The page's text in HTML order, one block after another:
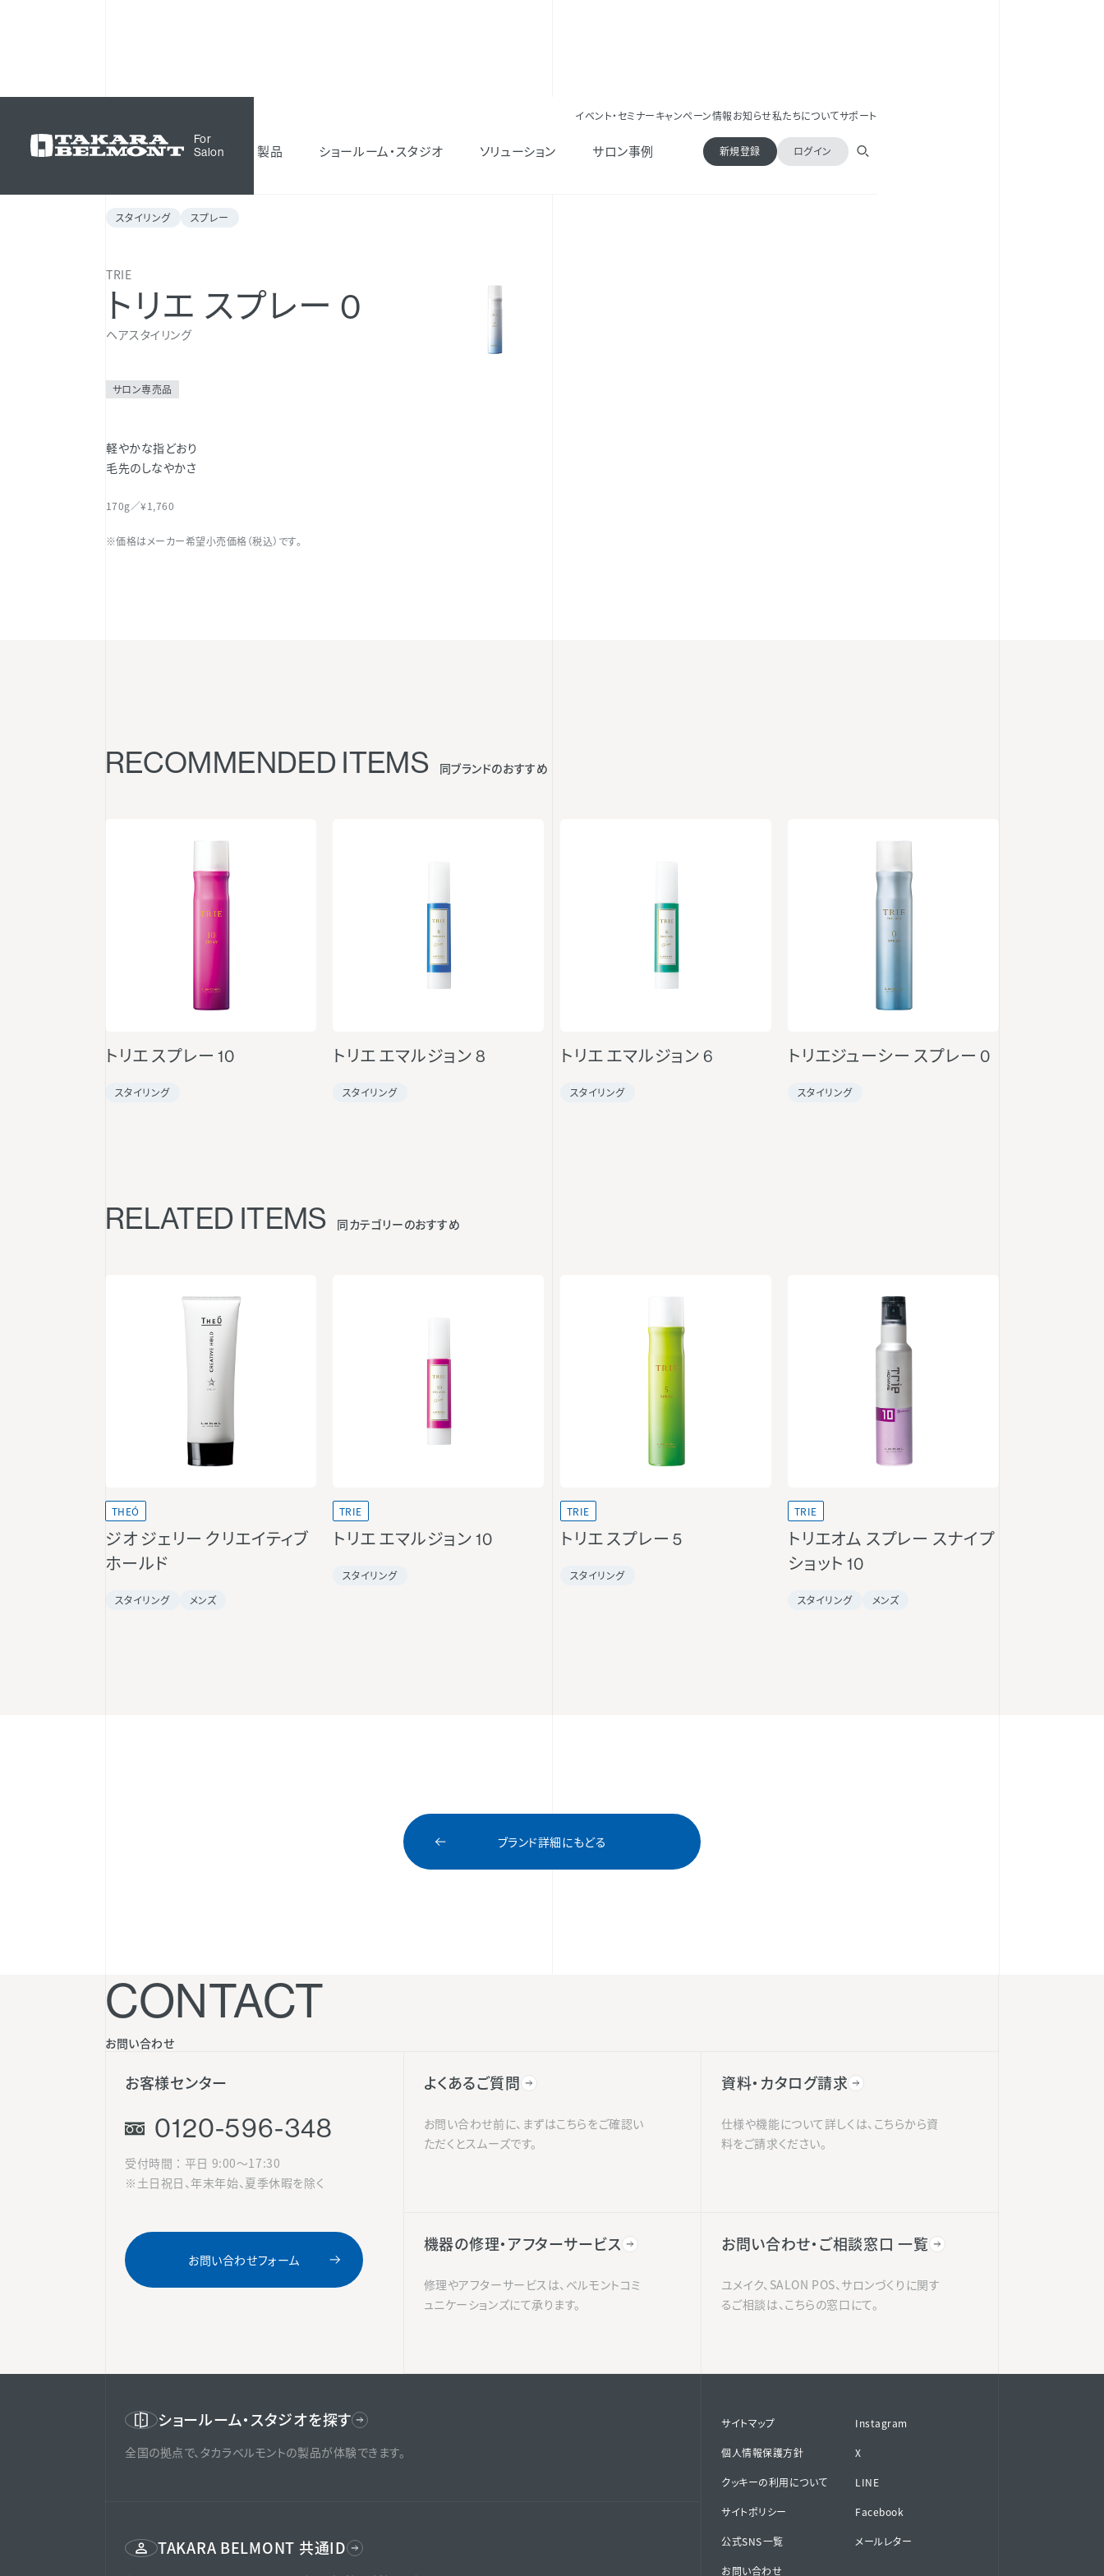
For
Salon
製品 ショールーム・スタジオ ソリューション サロン事例
イベント・セミナーキャンペーン情報お知らせ私たちについてサポート
新規登録 ログイン
スタイリング スプレー
TRIE
トリエ スプレー 0
ヘアスタイリング
サロン専売品
軽やかな指どおり
毛先のしなやかさ
170g／¥1,760
※価格はメーカー希望小売価格（税込）です。
RECOMMENDED ITEMS 同ブランドのおすすめ
トリエ スプレー 10
スタイリング
トリエ エマルジョン 8
スタイリング
トリエ エマルジョン 6
スタイリング
トリエジューシー スプレー 0
スタイリング
RELATED ITEMS 同カテゴリーのおすすめ
THEÓ
ジオ ジェリー クリエイティブ
ホールド
スタイリング メンズ
TRIE
トリエ エマルジョン 10
スタイリング
TRIE
トリエ スプレー 5
スタイリング
TRIE
トリエオム スプレー スナイプ
ショット 10
スタイリング メンズ
ブランド詳細にもどる
CONTACT
お問い合わせ
よくあるご質問
お問い合わせ前に、まずはこちらをご確認い
ただくとスムーズです。
資料・カタログ請求
仕様や機能について詳しくは、こちらから資
料をご請求ください。
機器の修理・アフターサービス
修理やアフターサービスは、ベルモントコミ
ュニケーションズにて承ります。
お問い合わせ・ご相談窓口 一覧
ユメイク、SALON POS、サロンづくりに関す
るご相談は、こちらの窓口にて。
お客様センター
0120-596-348
受付時間 ： 平日 9:00〜17:30
※土日祝日、年末年始、夏季休暇を除く
お問い合わせフォーム
ショールーム・スタジオを探す
全国の拠点で、タカラベルモントの製品が体験できます。
TAKARA BELMONT 共通ID
サイトマップ
個人情報保護方針
クッキーの利用について
サイトポリシー
公式SNS⁨⁩一覧
お問い合わせ
Instagram
X
LINE
Facebook
メールレター